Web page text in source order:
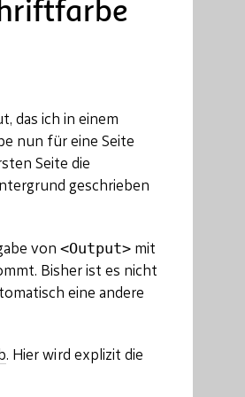
das ich in einem
nun für eine Seite
Seite die
geschrieben
von <Output> mit
Bisher ist es nicht
eine andere
. Hier wird explizit die